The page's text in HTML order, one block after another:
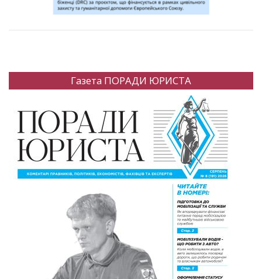
Газета ПОРАДИ ЮРИСТА